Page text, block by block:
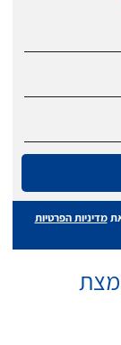
מדיניות הפרטיות
מצת